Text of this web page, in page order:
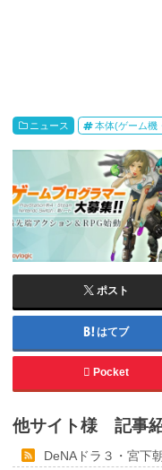
ニュース 本体(ゲーム機
ポスト
はてブ
Pocket
他サイト様 記事
DeNAドラ３・宮下